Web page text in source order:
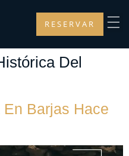
RESERVAR
Del
Barjas Hace